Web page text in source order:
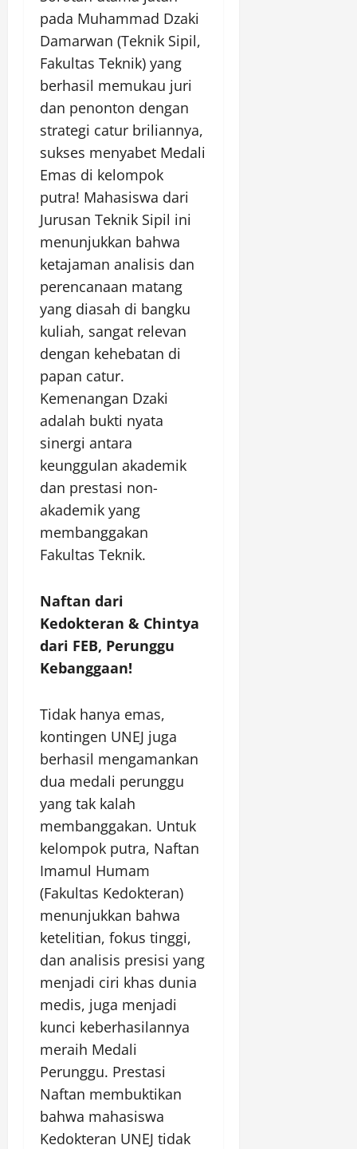
pada Muhammad Dzaki
Damarwan (Teknik Sipil,
Fakultas Teknik) yang
berhasil memukau juri
dan penonton dengan
strategi catur briliannya,
sukses menyabet Medali
Emas di kelompok
putra! Mahasiswa dari
Jurusan Teknik Sipil ini
menunjukkan bahwa
ketajaman analisis dan
perencanaan matang
yang diasah di bangku
kuliah, sangat relevan
dengan kehebatan di
papan catur.
Kemenangan Dzaki
adalah bukti nyata
sinergi antara
keunggulan akademik
dan prestasi non-
akademik yang
membanggakan
Fakultas Teknik.
Naftan dari
Kedokteran & Chintya
dari FEB, Perunggu
Kebanggaan!
Tidak hanya emas,
kontingen UNEJ juga
berhasil mengamankan
dua medali perunggu
yang tak kalah
membanggakan. Untuk
kelompok putra, Naftan
Imamul Humam
(Fakultas Kedokteran)
menunjukkan bahwa
ketelitian, fokus tinggi,
dan analisis presisi yang
menjadi ciri khas dunia
medis, juga menjadi
kunci keberhasilannya
meraih Medali
Perunggu. Prestasi
Naftan membuktikan
bahwa mahasiswa
Kedokteran UNEJ tidak